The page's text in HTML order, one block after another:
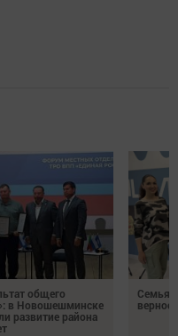
общего
в Новошешминске
развитие района
Семья